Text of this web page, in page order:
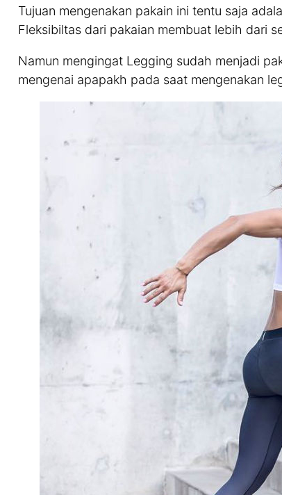
Tujuan mengenakan pakain ini tentu saja
Fleksibiltas dari pakaian membuat lebih dari
Namun mengingat Legging sudah menjadi
mengenai apapakh pada saat mengenakan